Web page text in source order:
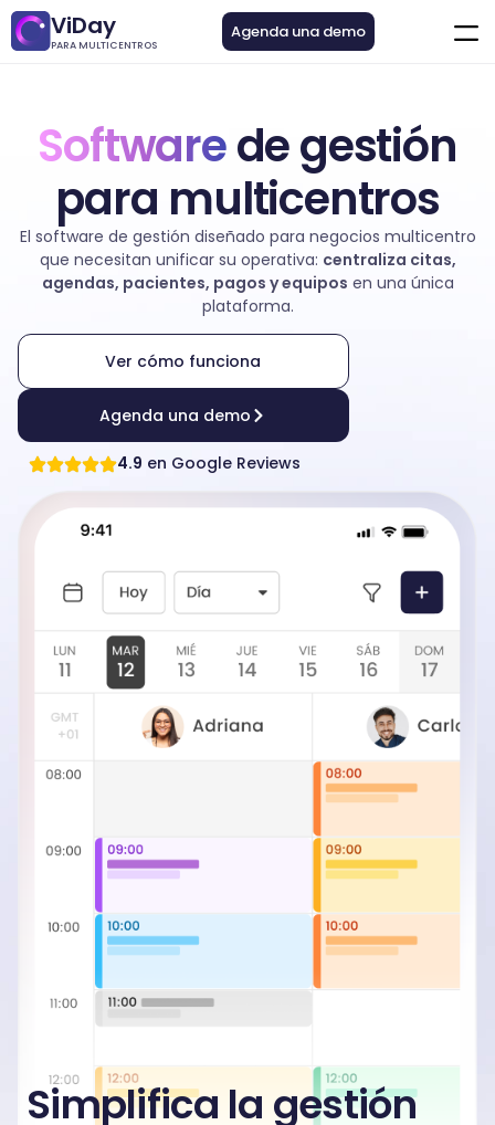
ViDay
PARA MULTICENTROS
Agenda una demo
Softwarede gestión
para multicentros
El software de gestión diseñado para negocios multicentro
que necesitan unificar su operativa: centraliza citas,
agendas, pacientes, pagos y equipos en una única
plataforma.
Ver cómo funciona
Agenda una demo
4.9 en Google Reviews
Simplifica la gestión